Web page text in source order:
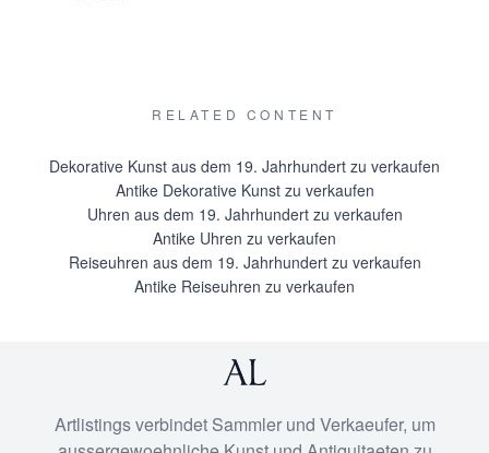
RELATED CONTENT
Dekorative Kunst aus dem 19. Jahrhundert zu verkaufen
Antike Dekorative Kunst zu verkaufen
Uhren aus dem 19. Jahrhundert zu verkaufen
Antike Uhren zu verkaufen
Reiseuhren aus dem 19. Jahrhundert zu verkaufen
Antike Reiseuhren zu verkaufen
Artlistings verbindet Sammler und Verkaeufer, um